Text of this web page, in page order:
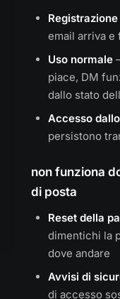
email arriva e
Uso normale
piace, DM
dallo stato
Accesso
persistono
non funziona
di posta
Reset della
dimentichi la
dove andare
Avvisi di
di accesso